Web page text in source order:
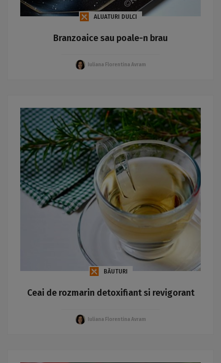
ALUATURI DULCI
Branzoaice sau poale-n brau
Iuliana Florentina Avram
BĂUTURI
Ceai de rozmarin detoxifiant si revigorant
Iuliana Florentina Avram